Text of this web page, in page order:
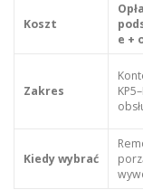
Koszt
e +
Zakres
Kiedy wybrać